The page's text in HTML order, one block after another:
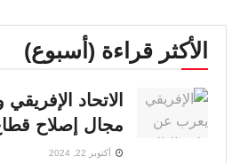
الأكثر قراءة (أسبوع)
الاتحاد
مجال إصلاح
أكتوبر 22, 2024